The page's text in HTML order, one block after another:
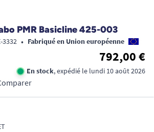
PMR Basicline 425-003
3332 • Fabriqué en Union européenne
792,00 €
En stock, expédié le lundi 10 août 2026